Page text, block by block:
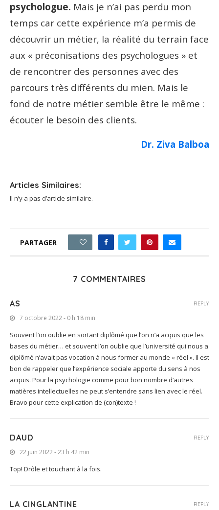
psychologue. Mais je n’ai pas perdu mon
temps car cette expérience m’a permis de
découvrir un métier, la réalité du terrain face
aux « préconisations des psychologues » et
de rencontrer des personnes avec des
parcours très différents du mien. Mais le
fond de notre métier semble être le même :
écouter le besoin des clients.
Dr. Ziva Balboa
Articles Similaires:
Il n’y a pas d’article similaire.
PARTAGER
7 COMMENTAIRES
AS
7 octobre 2022 - 0 h 18 min
Souvent l’on oublie en sortant diplômé que l’on n’a acquis que les
bases du métier… et souvent l’on oublie que l’université qui nous a
diplômé n’avait pas vocation à nous former au monde « réel ». Il est
bon de rappeler que l’expérience sociale apporte du sens à nos
acquis. Pour la psychologie comme pour bon nombre d’autres
matières intellectuelles ne peut s’entendre sans lien avec le réel.
Bravo pour cette explication de (con)texte !
REPLY
DAUD
22 juin 2022 - 23 h 42 min
Top! Drôle et touchant à la fois.
REPLY
LA CINGLANTINE REPLY